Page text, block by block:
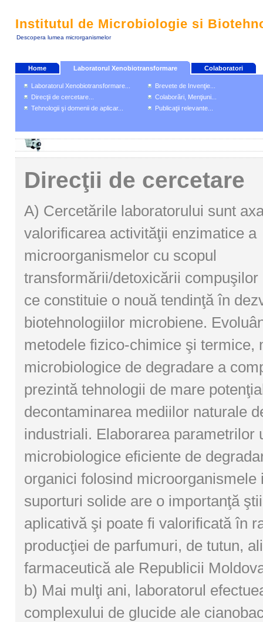
Institutul de Microbiologie si
Descopera lumea microrganismelor
Home Laboratorul Xenobiotransformare Colaboratori
Laboratorul Xenobiotransformare...
Direcţii de cercetare...
Tehnologii şi domenii de aplicar...
Brevete de Invenţie...
Colaborări, Menţiuni...
Publicaţii relevante...
Direcţii de cercetare
A) Cercetările laboratorului sunt
valorificarea activităţii enzimatice a
microorganismelor cu scopul
transformării/detoxicării compuşilor
ce constituie o nouă tendinţă în
biotehnologiilor microbiene.
metodele fizico-chimice şi termice,
microbiologice de degradare a
prezintă tehnologii de mare
decontaminarea mediilor naturale
industriali. Elaborarea parametrilor
microbiologice eficiente de
organici folosind microorganismele
suporturi solide are o importanţă
aplicativă şi poate fi valorificată în
producţiei de parfumuri, de tutun,
farmaceutică ale Republicii
b) Mai mulţi ani, laboratorul
complexului de glucide ale